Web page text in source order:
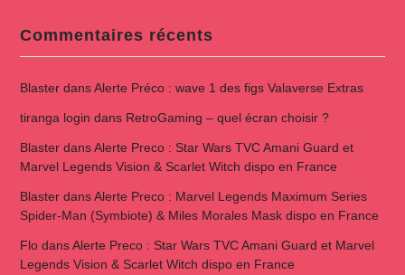
Commentaires récents
BlasterdansAlerte Préco : wave 1 des figs Valaverse Extras
tiranga login dans RetroGaming – quel écran choisir ?
BlasterdansAlerte Preco : Star Wars TVC Amani Guard et
Marvel Legends Vision & Scarlet Witch dispo en France
BlasterdansAlerte Preco : Marvel Legends Maximum Series
Spider-Man (Symbiote) & Miles Morales Mask dispo en France
FlodansAlerte Preco : Star Wars TVC Amani Guard et Marvel
Legends Vision & Scarlet Witch dispo en France